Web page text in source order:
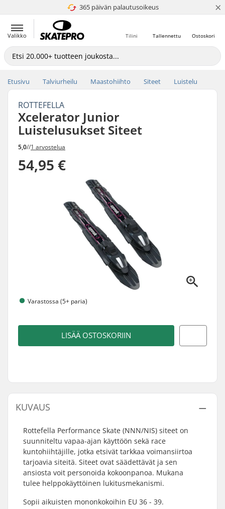
365 päivän palautusoikeus
4.8 / 5 ×
Valikko Ostoskori
Tallennettu
Tilini
Etusivu Talviurheilu Maastohiihto Siteet Luistelu
ROTTEFELLA
Xcelerator Junior
Luistelusukset Siteet
5,0//1 arvostelua
54,95 €
Varastossa (5+ paria)
LISÄÄ OSTOSKORIIN
KUVAUS
Rottefella Performance Skate (NNN/NIS) siteet on
suunniteltu vapaa-ajan käyttöön sekä race
kuntohiihtäjille, jotka etsivät tarkkaa voimansiirtoa
tarjoavia siteitä. Siteet ovat säädettävät ja sen
ansiosta voit personoida kokoonpanoa. Mukana
tulee helppokäyttöinen lukitusmekanismi.
Sopii aikuisten mononkokoihin EU 36 - 39.